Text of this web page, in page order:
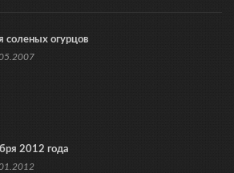
соленых огурцов
2012 года